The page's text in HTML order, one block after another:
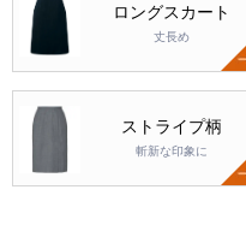
ロングスカート
丈長め
ストライプ柄
斬新な印象に